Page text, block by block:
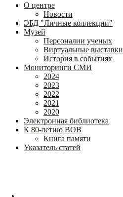
О центре
Новости
ЭБД "Личные коллекции"
Музей
Персоналии ученых
Виртуальные выставки
История в событиях
Мониторинги СМИ
2024
2023
2022
2021
2020
Электронная библиотека
К 80-летию ВОВ
Книга памяти
Указатель статей